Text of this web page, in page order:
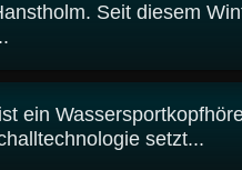
Seit diesem
ein
setzt...